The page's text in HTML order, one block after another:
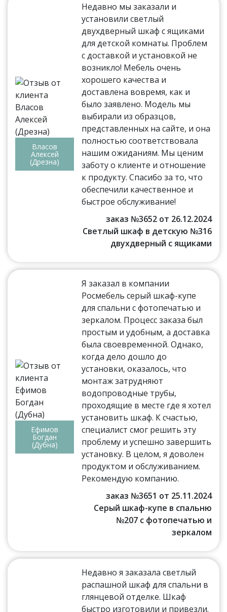
Власов
Алексей
(Дрезна)
Недавно мы заказали и
установили светлый
двухдверный шкаф с ящиками
для детской комнаты. Проблем
с доставкой и установкой не
возникло! Мебель очень
хорошего качества и
доставлена вовремя, как и
было заявлено. Модель мы
выбирали из образцов,
представленных на сайте, и она
полностью соответствовала
нашим ожиданиям. Мы ценим
заботу о клиенте и отношение
к продукту. Спасибо за то, что
обеспечили качественное и
быстрое обслуживание!
заказ №3652 от 26.12.2024
Светлый шкаф в детскую №316
двухдверный с ящиками
Ефимов
Богдан
(Дубна)
Я заказал в компании
Росмебель серый шкаф-купе
для спальни с фотопечатью и
зеркалом. Процесс заказа был
простым и удобным, а доставка
была своевременной. Однако,
когда дело дошло до
установки, оказалось, что
монтаж затрудняют
водопроводные трубы,
проходящие в месте где я хотел
установить шкаф. К счастью,
специалист смог решить эту
проблему и успешно завершить
установку. В целом, я доволен
продуктом и обслуживанием.
Рекомендую компанию.
заказ №3651 от 25.11.2024
Серый шкаф-купе в спальню
№207 с фотопечатью и
зеркалом
Недавно я заказала светлый
распашной шкаф для спальни в
глянцевой отделке. Шкаф
быстро изготовили и привезли.